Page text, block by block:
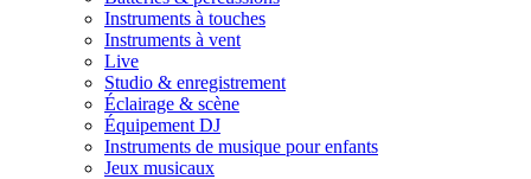
Instruments à touches
Instruments à vent
Live
Studio & enregistrement
Éclairage & scène
Équipement DJ
Instruments de musique pour enfants
Jeux musicaux